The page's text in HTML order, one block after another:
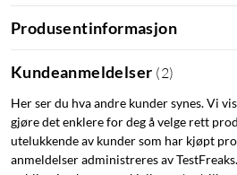
Produsentinformasjon
Kundeanmeldelser (2)
Her ser du hva andre kunder synes. Vi
gjøre det enklere for deg å velge rett
utelukkende av kunder som har kjøpt
anmeldelser administreres av